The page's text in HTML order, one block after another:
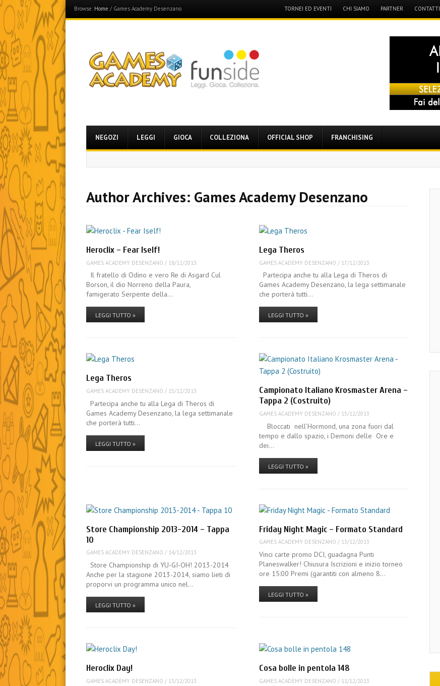
Browse: Home / Games Academy Desenzano Menu
Skip
to
TORNEI ED EVENTI CHI SIAMO PARTNER CONTATTI
Games Academy
Menu
content
NEGOZI LEGGI GIOCA COLLEZIONA OFFICIAL SHOP FRANCHISING
Author Archives: Games Academy Desenzano
Heroclix – Fear Iself!
GAMES ACADEMY DESENZANO / 18/12/2013
Il fratello di Odino e vero Re di Asgard Cul
Borson, il dio Norreno della Paura,
famigerato Serpente della…
LEGGI TUTTO »
Lega Theros
GAMES ACADEMY DESENZANO / 17/12/2013
Partecipa anche tu alla Lega di Theros di
Games Academy Desenzano, la lega settimanale
che porterà tutti…
LEGGI TUTTO »
Lega Theros
GAMES ACADEMY DESENZANO / 15/12/2013
Partecipa anche tu alla Lega di Theros di
Games Academy Desenzano, la lega settimanale
che porterà tutti…
LEGGI TUTTO »
Campionato Italiano Krosmaster Arena –
Tappa 2 (Costruito)
GAMES ACADEMY DESENZANO / 15/12/2013
Bloccati nell’Hormond, una zona fuori dal
tempo e dallo spazio, i Demoni delle Ore e
dei…
LEGGI TUTTO »
Store Championship 2013-2014 – Tappa
10
GAMES ACADEMY DESENZANO / 14/12/2013
Store Championship di YU-GI-OH! 2013-2014
Anche per la stagione 2013-2014, siamo lieti di
proporvi un programma unico nel…
LEGGI TUTTO »
Friday Night Magic – Formato Standard
GAMES ACADEMY DESENZANO / 13/12/2013
Vinci carte promo DCI, guadagna Punti
Planeswalker! Chiusura Iscrizioni e inizio torneo
ore 15:00 Premi (garantiti con almeno 8…
LEGGI TUTTO »
Heroclix Day!
GAMES ACADEMY DESENZANO / 13/12/2013
Cosa bolle in pentola 148
GAMES ACADEMY DESENZANO / 11/12/2013